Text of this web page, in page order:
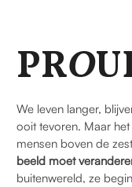
PRO
We leven langer,
ooit tevoren. Maar
mensen boven de
beeld moet
buitenwereld, ze